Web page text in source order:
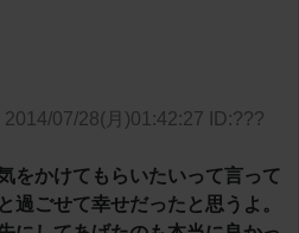
2014/07/28(月)01:42:27 ID:???
をかけてもらいたいって言って
過ごせて幸せだったと思うよ。